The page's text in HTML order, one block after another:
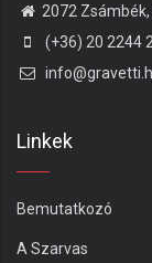
2072
(+36) 20 2244
Linkek
Bemutatkozó
A Szarvas